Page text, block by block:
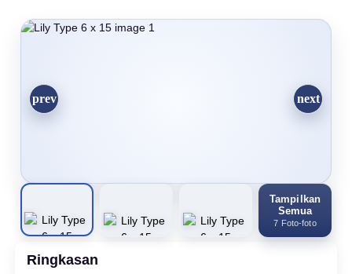
Tampilkan
Semua
7 Foto-foto
Ringkasan